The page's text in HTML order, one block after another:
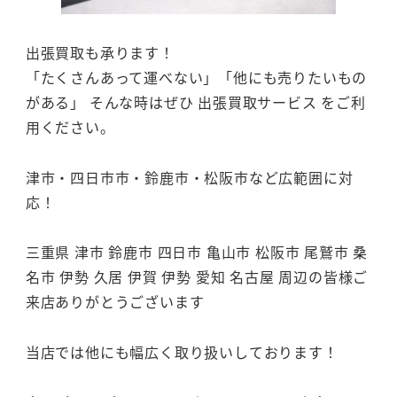
出張買取も承ります！
「たくさんあって運べない」「他にも売りたいもの
がある」 そんな時はぜひ 出張買取サービス をご利
用ください。
津市・四日市市・鈴鹿市・松阪市など広範囲に対
応！
三重県 津市 鈴鹿市 四日市 亀山市 松阪市 尾鷲市 桑
名市 伊勢 久居 伊賀 伊勢 愛知 名古屋 周辺の皆様ご
来店ありがとうございます
当店では他にも幅広く取り扱いしております！